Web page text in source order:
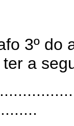
3º do
a